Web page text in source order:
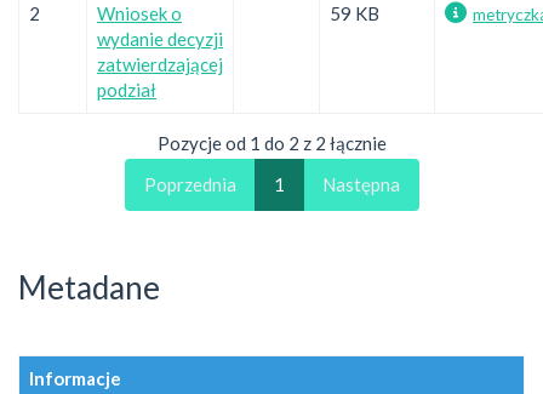
2
Wniosek o
wydanie decyzji
zatwierdzającej
podział
59 KB
Pozycje od 1 do 2 z 2 łącznie
Poprzednia
1 Następna
Metadane
Informacje